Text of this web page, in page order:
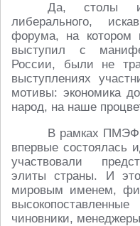
Да, столы и
либерального,
форума, на котором
выступил с
России, были не
выступлениях
мотивы: экономика
народ, на наше
В рамках ПМЭФ
впервые состоялась
участвовали
элиты страны. И
мировым именем,
чиновники,